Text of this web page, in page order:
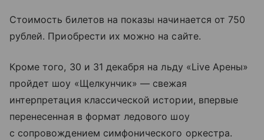
Стоимость билетов на показы начинается от 750
рублей. Приобрести их можно на сайте.
Кроме того, 30 и 31 декабря на льду «Live Арены»
пройдет шоу «Щелкунчик» — свежая
интерпретация классической истории, впервые
перенесенная в формат ледового шоу
с сопровождением симфонического оркестра.